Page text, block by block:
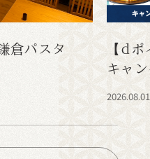
倉パスタ
【d
キャ
2026.08.01